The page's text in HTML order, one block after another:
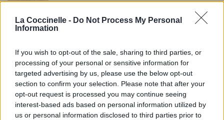
La Coccinelle - Do Not Process My Personal
Information
If you wish to opt-out of the sale, sharing to third parties, or
processing of your personal or sensitive information for
targeted advertising by us, please use the below opt-out
section to confirm your selection. Please note that after your
opt-out request is processed you may continue seeing
interest-based ads based on personal information utilized by
us or personal information disclosed to third parties prior to
Commentaires
Pour prolonger le plaisir musical :